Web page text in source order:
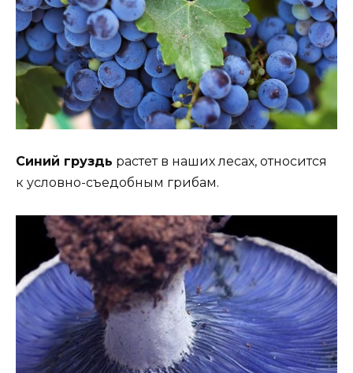
Синий груздь растет в наших лесах, относится
к условно-съедобным грибам.